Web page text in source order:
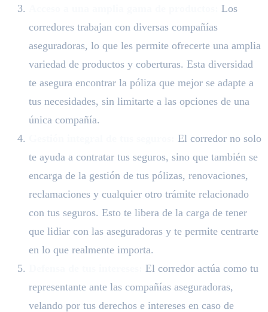
Los
corredores trabajan con diversas compañías
aseguradoras, lo que les permite ofrecerte una amplia
variedad de productos y coberturas. Esta diversidad
te asegura encontrar la póliza que mejor se adapte a
tus necesidades, sin limitarte a las opciones de una
única compañía.
El corredor no solo
te ayuda a contratar tus seguros, sino que también se
encarga de la gestión de tus pólizas, renovaciones,
reclamaciones y cualquier otro trámite relacionado
con tus seguros. Esto te libera de la carga de tener
que lidiar con las aseguradoras y te permite centrarte
en lo que realmente importa.
El corredor actúa como tu
representante ante las compañías aseguradoras,
velando por tus derechos e intereses en caso de